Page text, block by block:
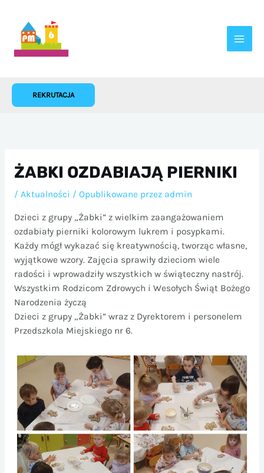
treści
REKRUTACJA
ŻABKI OZDABIAJĄ PIERNIKI
/ Aktualności / Opublikowane przez admin
Dzieci z grupy „Żabki” z wielkim zaangażowaniem
ozdabiały pierniki kolorowym lukrem i posypkami.
Każdy mógł wykazać się kreatywnością, tworząc własne,
wyjątkowe wzory. Zajęcia sprawiły dzieciom wiele
radości i wprowadziły wszystkich w świąteczny nastrój.
Wszystkim Rodzicom Zdrowych i Wesołych Świąt Bożego
Narodzenia życzą
Dzieci z grupy „Żabki” wraz z Dyrektorem i personelem
Przedszkola Miejskiego nr 6.